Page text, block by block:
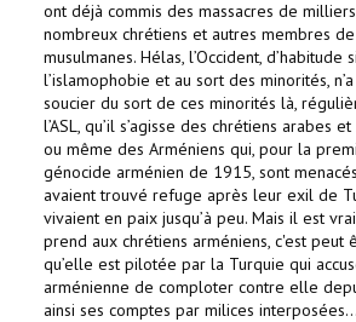
ont déjà commis des massacres de
nombreux chrétiens et autres membres
musulmanes. Hélas, l’Occident, d’habitude
l’islamophobie et au sort des minorités,
soucier du sort de ces minorités là,
l’ASL, qu’il s’agisse des chrétiens arabes
ou même des Arméniens qui, pour la
génocide arménien de 1915, sont
avaient trouvé refuge après leur exil de
vivaient en paix jusqu’à peu. Mais il est vrai
prend aux chrétiens arméniens, c'est peut
qu’elle est pilotée par la Turquie qui
arménienne de comploter contre elle
ainsi ses comptes par milices interposées...